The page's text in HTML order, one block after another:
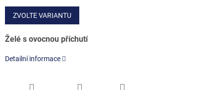
ZVOLTE VARIANTU
Želé s ovocnou příchutí
Detailní informace